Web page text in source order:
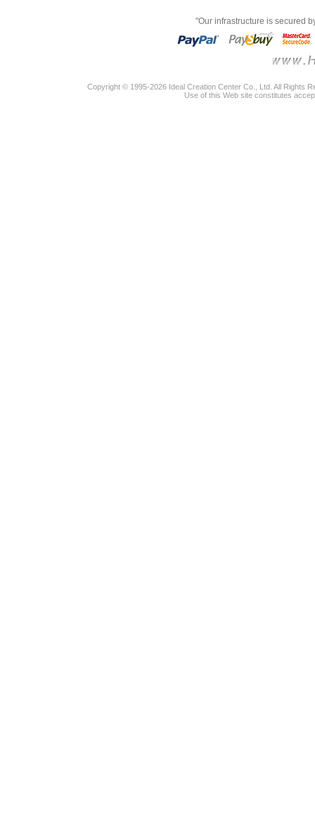
"Our infrastructure is secured
Copyright © 1995-2026 Ideal Creation Center Co., Ltd. All Rights
Use of this Web site constitutes